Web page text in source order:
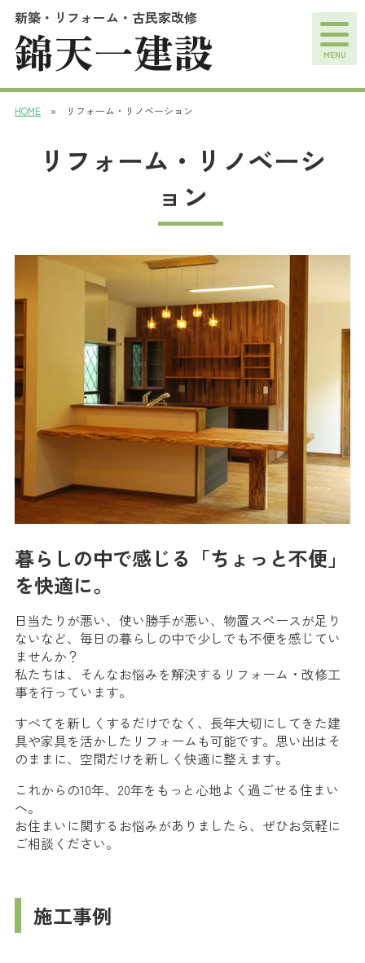
新築・リフォーム・古民家改修
MENU
HOME» リフォーム・リノベーション
リフォーム・リノベーシ
ョン
暮らしの中で感じる「ちょっと不便」
を快適に。
日当たりが悪い、使い勝手が悪い、物置スペースが足り
ないなど、毎日の暮らしの中で少しでも不便を感じてい
ませんか？
私たちは、そんなお悩みを解決するリフォーム・改修工
事を行っています。
すべてを新しくするだけでなく、長年大切にしてきた建
具や家具を活かしたリフォームも可能です。思い出はそ
のままに、空間だけを新しく快適に整えます。
これからの10年、20年をもっと心地よく過ごせる住まい
へ。
お住まいに関するお悩みがありましたら、ぜひお気軽に
ご相談ください。
施工事例